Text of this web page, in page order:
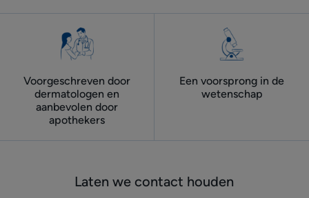
Voorgeschreven door
dermatologen ​en
aanbevolen door
apothekers
Een voorsprong in de
wetenschap
Laten we contact houden